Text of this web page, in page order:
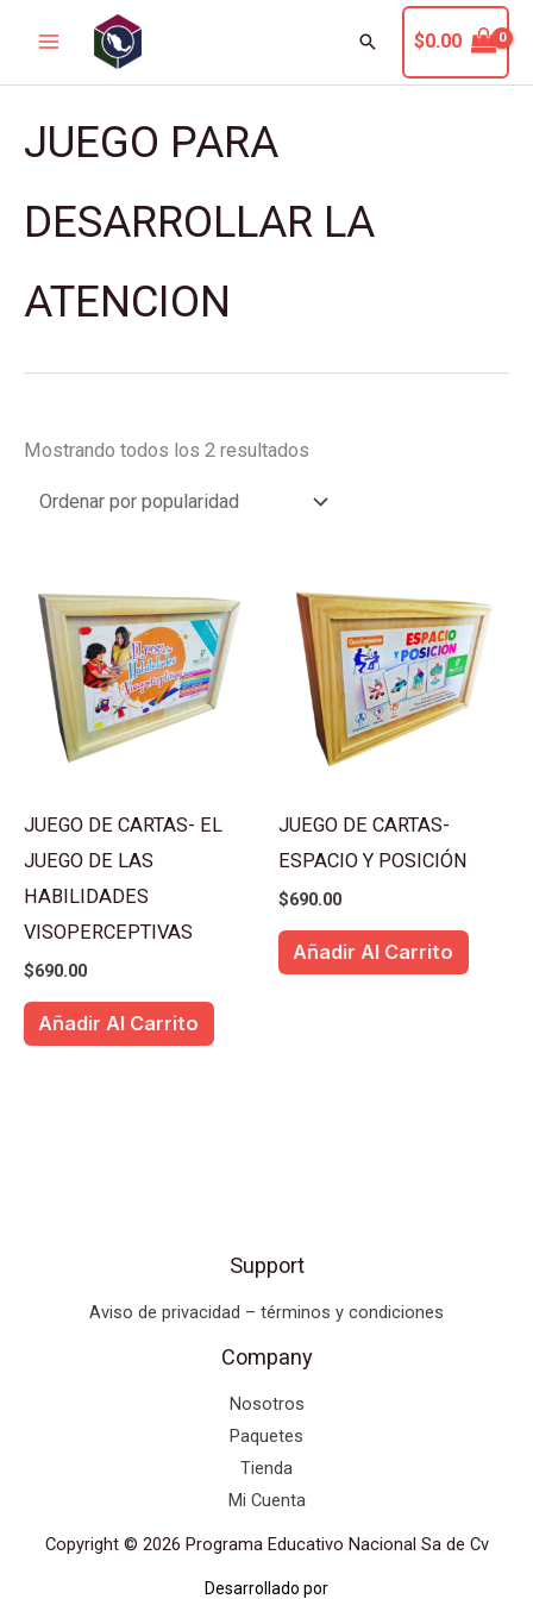
contenido
Buscar
$0.00
JUEGO PARA
DESARROLLAR LA
ATENCION
Mostrando todos los 2 resultados
JUEGO DE CARTAS- EL
JUEGO DE LAS
HABILIDADES
VISOPERCEPTIVAS
$690.00
Añadir Al Carrito
JUEGO DE CARTAS-
ESPACIO Y POSICIÓN
$690.00
Añadir Al Carrito
Support
Aviso de privacidad – términos y condiciones
Company
Nosotros
Paquetes
Tienda
Mi Cuenta
Copyright © 2026 Programa Educativo Nacional Sa de Cv
Desarrollado por